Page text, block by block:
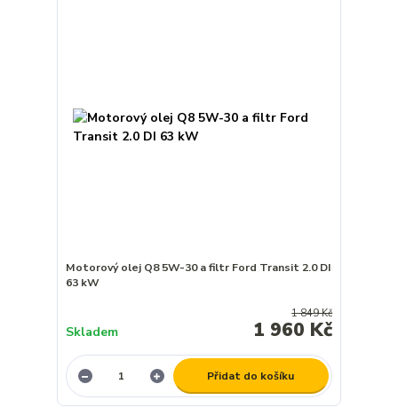
Motorový olej Q8 5W-30 a filtr Ford Transit 2.0 DI
63 kW
1 849 Kč
1 960 Kč
Skladem
Přidat do košíku